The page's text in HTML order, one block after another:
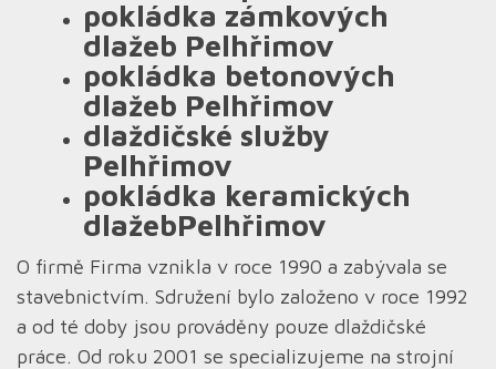
pokládka zámkových
dlažeb Pelhřimov
pokládka betonových
dlažeb Pelhřimov
dlaždičské služby
Pelhřimov
pokládka keramických
dlažebPelhřimov
O firmě Firma vznikla v roce 1990 a zabývala se
stavebnictvím. Sdružení bylo založeno v roce 1992
a od té doby jsou prováděny pouze dlaždičské
práce. Od roku 2001 se specializujeme na strojní